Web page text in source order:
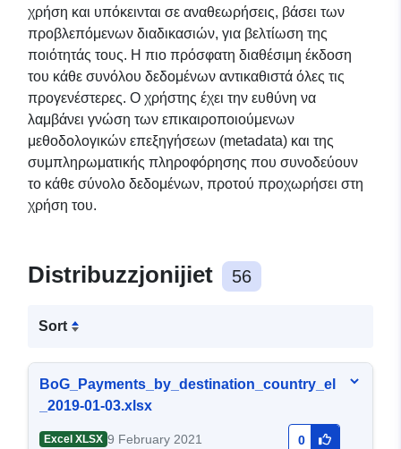
χρήση και υπόκεινται σε αναθεωρήσεις, βάσει των
προβλεπόμενων διαδικασιών, για βελτίωση της
ποιότητάς τους. Η πιο πρόσφατη διαθέσιμη έκδοση
του κάθε συνόλου δεδομένων αντικαθιστά όλες τις
προγενέστερες. Ο χρήστης έχει την ευθύνη να
λαμβάνει γνώση των επικαιροποιούμενων
μεθοδολογικών επεξηγήσεων (metadata) και της
συμπληρωματικής πληροφόρησης που συνοδεύουν
το κάθε σύνολο δεδομένων, προτού προχωρήσει στη
χρήση του.​​​
Distribuzzjonijiet 56
Sort
BoG_Payments_by_destination_country_el
_2019-01-03.xlsx
Excel XLSX 9 February 2021 0